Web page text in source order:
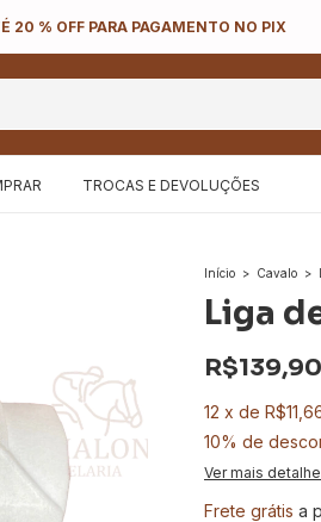
20 % OFF PARA PAGAMENTO NO PIX
TROCAS E DEVOLUÇÕES
Início > Cavalo >
Liga
R$139,90
12 x de
10% de
Ver mais
Frete grátis a